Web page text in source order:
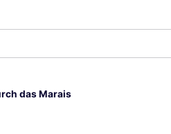
das Marais